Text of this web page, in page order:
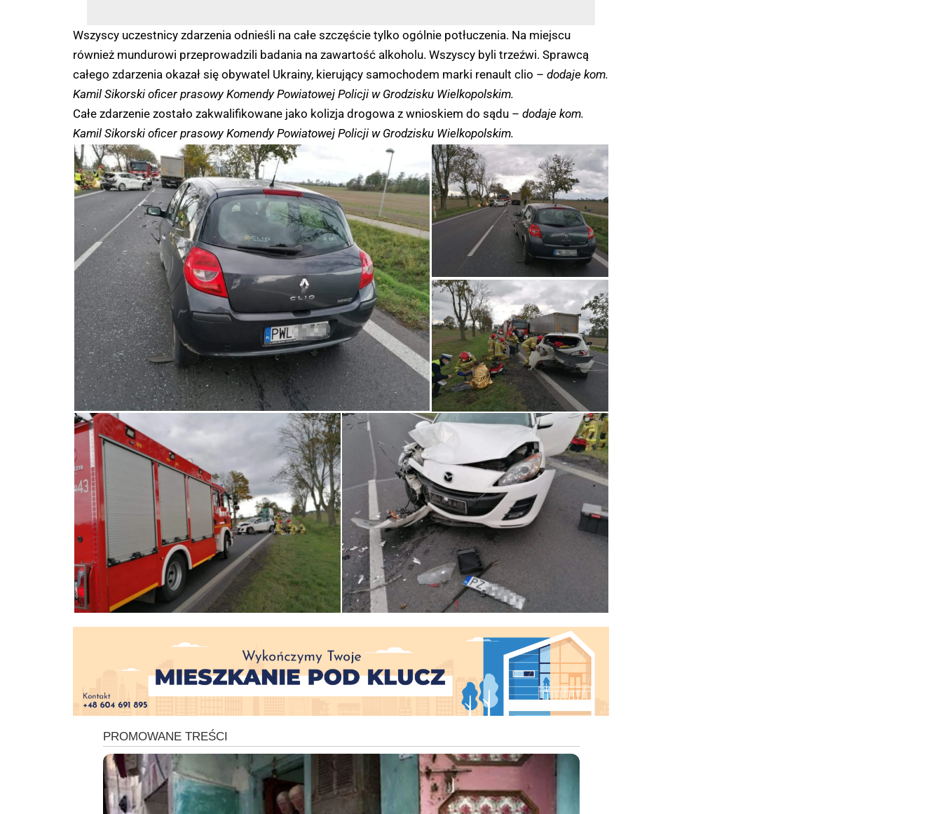
Wszyscy uczestnicy zdarzenia odnieśli na całe szczęście tylko ogólnie potłuczenia. Na miejscu
również mundurowi przeprowadzili badania na zawartość alkoholu. Wszyscy byli trzeźwi. Sprawcą
całego zdarzenia okazał się obywatel Ukrainy, kierujący samochodem marki renault clio – dodaje kom.
Kamil Sikorski oficer prasowy Komendy Powiatowej Policji w Grodzisku Wielkopolskim.
Całe zdarzenie zostało zakwalifikowane jako kolizja drogowa z wnioskiem do sądu – dodaje kom.
Kamil Sikorski oficer prasowy Komendy Powiatowej Policji w Grodzisku Wielkopolskim.